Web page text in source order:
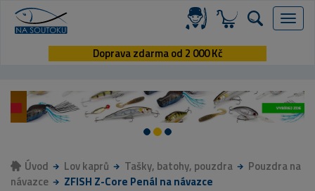
Menu
Doprava zdarma od 2 000 Kč
Úvod Lov kaprů Tašky, batohy, pouzdra
Pouzdra na
návazce
ZFISH Z-Core Penál na návazce